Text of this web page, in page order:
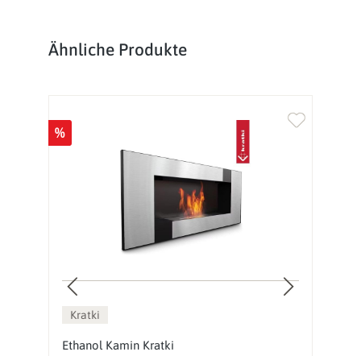
Produktgalerie überspringen
Ähnliche Produkte
%
Kratki
Ethanol Kamin Kratki